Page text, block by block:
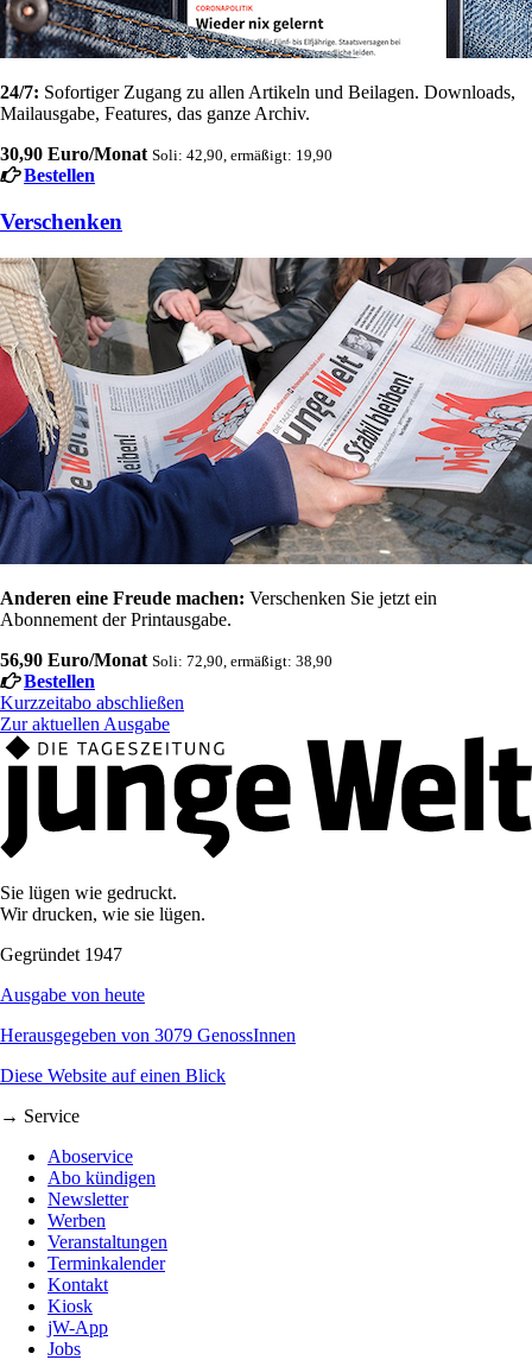
24/7: Sofortiger Zugang zu allen Artikeln und Beilagen. Downloads,
Mailausgabe, Features, das ganze Archiv.
30,90 Euro/Monat Soli: 42,90, ermäßigt: 19,90
Bestellen
Verschenken
Anderen eine Freude machen: Verschenken Sie jetzt ein
Abonnement der Printausgabe.
56,90 Euro/Monat Soli: 72,90, ermäßigt: 38,90
Bestellen
Kurzzeitabo abschließen
Zur aktuellen Ausgabe
Sie lügen wie gedruckt.
Wir drucken, wie sie lügen.
Gegründet 1947
Ausgabe von heute
Herausgegeben von 3079 GenossInnen
Diese Website auf einen Blick
→ Service
Aboservice
Abo kündigen
Newsletter
Werben
Veranstaltungen
Terminkalender
Kontakt
Kiosk
jW-App
Jobs